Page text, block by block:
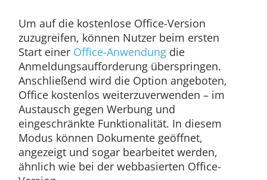
Um auf die kostenlose Office-Version
zuzugreifen, können Nutzer beim ersten
Start einer Office-Anwendungdie
Anmeldungsaufforderung überspringen.
Anschließend wird die Option angeboten,
Office kostenlos weiterzuverwenden – im
Austausch gegen Werbung und
eingeschränkte Funktionalität. In diesem
Modus können Dokumente geöffnet,
angezeigt und sogar bearbeitet werden,
ähnlich wie bei der webbasierten Office-